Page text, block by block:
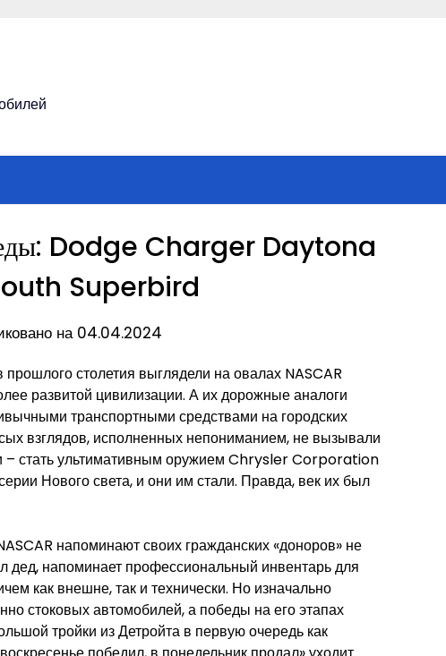
Dodge Charger Daytona
Superbird
на 04.04.2024
столетия выглядели на овалах NASCAR
развитой цивилизации. А их дорожные аналоги
транспортными средствами на городских
взглядов, исполненных непониманием, не вызывали
– стать ультимативным оружием Chrysler Corporation
Нового света, и они им стали. Правда, век их был
напоминают своих гражданских «доноров» не
дед, напоминает профессиональный инвентарь для
как внешне, так и технически. Но изначально
стоковых автомобилей, а победы на его этапах
тройки из Детройта в первую очередь как